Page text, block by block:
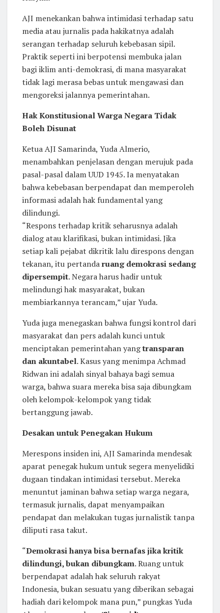
AJI menekankan bahwa intimidasi terhadap satu
media atau jurnalis pada hakikatnya adalah
serangan terhadap seluruh kebebasan sipil.
Praktik seperti ini berpotensi membuka jalan
bagi iklim anti-demokrasi, di mana masyarakat
tidak lagi merasa bebas untuk mengawasi dan
mengoreksi jalannya pemerintahan.
Hak Konstitusional Warga Negara Tidak
Boleh Disunat
Ketua AJI Samarinda, Yuda Almerio,
menambahkan penjelasan dengan merujuk pada
pasal-pasal dalam UUD 1945. Ia menyatakan
bahwa kebebasan berpendapat dan memperoleh
informasi adalah hak fundamental yang
dilindungi.
“Respons terhadap kritik seharusnya adalah
dialog atau klarifikasi, bukan intimidasi. Jika
setiap kali pejabat dikritik lalu direspons dengan
tekanan, itu pertandaruang demokrasi sedang
dipersempit. Negara harus hadir untuk
melindungi hak masyarakat, bukan
membiarkannya terancam,” ujar Yuda.
Yuda juga menegaskan bahwa fungsi kontrol dari
masyarakat dan pers adalah kunci untuk
menciptakan pemerintahan yangtransparan
dan akuntabel. Kasus yang menimpa Achmad
Ridwan ini adalah sinyal bahaya bagi semua
warga, bahwa suara mereka bisa saja dibungkam
oleh kelompok-kelompok yang tidak
bertanggung jawab.
Desakan untuk Penegakan Hukum
Merespons insiden ini, AJI Samarinda mendesak
aparat penegak hukum untuk segera menyelidiki
dugaan tindakan intimidasi tersebut. Mereka
menuntut jaminan bahwa setiap warga negara,
termasuk jurnalis, dapat menyampaikan
pendapat dan melakukan tugas jurnalistik tanpa
diliputi rasa takut.
“Demokrasi hanya bisa bernafas jika kritik
dilindungi, bukan dibungkam. Ruang untuk
berpendapat adalah hak seluruh rakyat
Indonesia, bukan sesuatu yang diberikan sebagai
hadiah dari kelompok mana pun,” pungkas Yuda